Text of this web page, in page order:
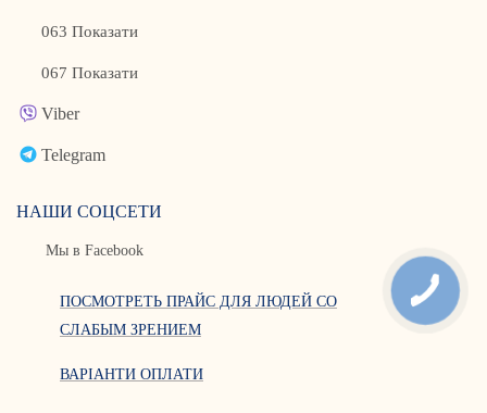
063 Показати
067 Показати
Viber
Telegram
НАШИ СОЦСЕТИ
Мы в Facebook
ПОСМОТРЕТЬ ПРАЙС ДЛЯ ЛЮДЕЙ СО
СЛАБЫМ ЗРЕНИЕМ
ВАРІАНТИ ОПЛАТИ